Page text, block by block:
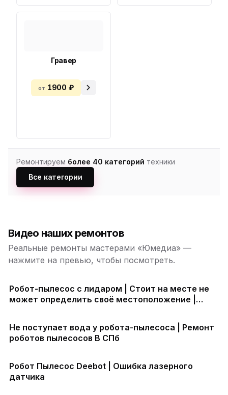
Гравер
от 1900 ₽
Ремонтируем более 40 категорий техники
Все категории
Видео наших ремонтов
Реальные ремонты мастерами «Юмедиа» —
нажмите на превью, чтобы посмотреть.
Робот-пылесос с лидаром | Стоит на месте не
может определить своё местоположение |
Не поступает вода у робота-пылесоса | Ремонт
роботов пылесосов В СПб
Робот Пылесос Deebot | Ошибка лазерного
датчика